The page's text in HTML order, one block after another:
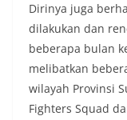
kolektif
Republik
oleh
Dirinya juga
dilakukan dan
beberapa bulan
melibatkan
wilayah Provinsi
Fighters Squad